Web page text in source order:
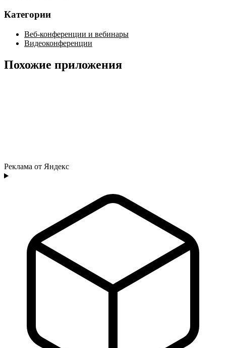
Категории
Веб-конференции и вебинары
Видеоконференции
Похожие приложения
Реклама от Яндекс